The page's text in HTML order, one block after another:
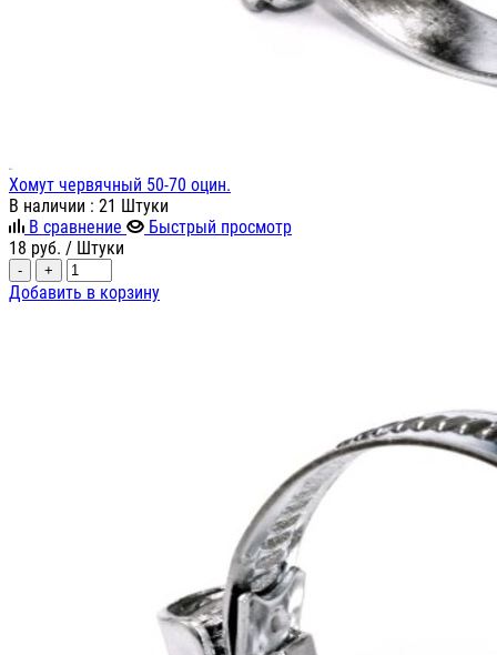
Хомут червячный 50-70 оцин.
В наличии : 21 Штуки
В сравнение
Быстрый просмотр
18 руб. / Штуки
- +
Добавить в корзину